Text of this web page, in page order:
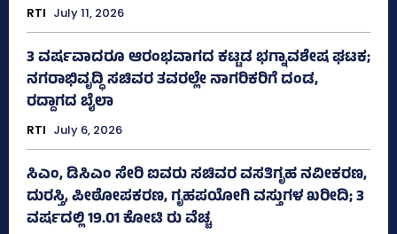
RTI July 11, 2026
3 ವರ್ಷವಾದರೂ ಆರಂಭವಾಗದ ಕಟ್ಟಡ ಭಗ್ನಾವಶೇಷ ಘಟಕ;
ನಗರಾಭಿವೃದ್ಧಿ ಸಚಿವರ ತವರಲ್ಲೇ ನಾಗರಿಕರಿಗೆ ದಂಡ,
ರದ್ದಾಗದ ಬೈಲಾ
RTI July 6, 2026
ಸಿಎಂ, ಡಿಸಿಎಂ ಸೇರಿ ಐವರು ಸಚಿವರ ವಸತಿಗೃಹ ನವೀಕರಣ,
ದುರಸ್ತಿ, ಪೀಠೋಪಕರಣ, ಗೃಹಪಯೋಗಿ ವಸ್ತುಗಳ ಖರೀದಿ; 3
ವರ್ಷದಲ್ಲಿ 19.01 ಕೋಟಿ ರು ವೆಚ್ಚ